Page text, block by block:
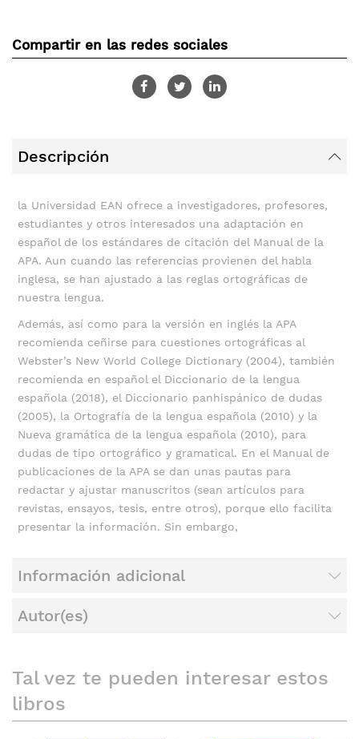
Compartir en las redes sociales
Descripción
la Universidad EAN ofrece a investigadores, profesores,
estudiantes y otros interesados una adaptación en
español de los estándares de citación del Manual de la
APA. Aun cuando las referencias provienen del habla
inglesa, se han ajustado a las reglas ortográficas de
nuestra lengua.
Además, así como para la versión en inglés la APA
recomienda ceñirse para cuestiones ortográficas al
Webster’s New World College Dictionary (2004), también
recomienda en español el Diccionario de la lengua
española (2018), el Diccionario panhispánico de dudas
(2005), la Ortografía de la lengua española (2010) y la
Nueva gramática de la lengua española (2010), para
dudas de tipo ortográfico y gramatical. En el Manual de
publicaciones de la APA se dan unas pautas para
redactar y ajustar manuscritos (sean artículos para
revistas, ensayos, tesis, entre otros), porque ello facilita
presentar la información. Sin embargo,
Información adicional
Autor(es)
Tal vez te pueden interesar estos
libros